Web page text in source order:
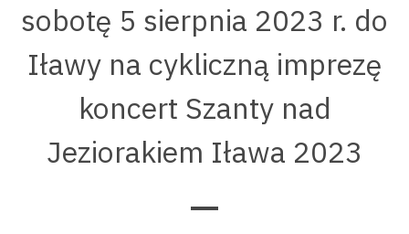
sobotę 5 sierpnia 2023 r. do
Iławy na cykliczną imprezę
koncert Szanty nad
Jeziorakiem Iława 2023